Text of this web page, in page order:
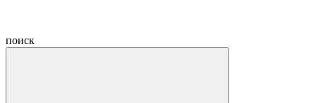
поиск